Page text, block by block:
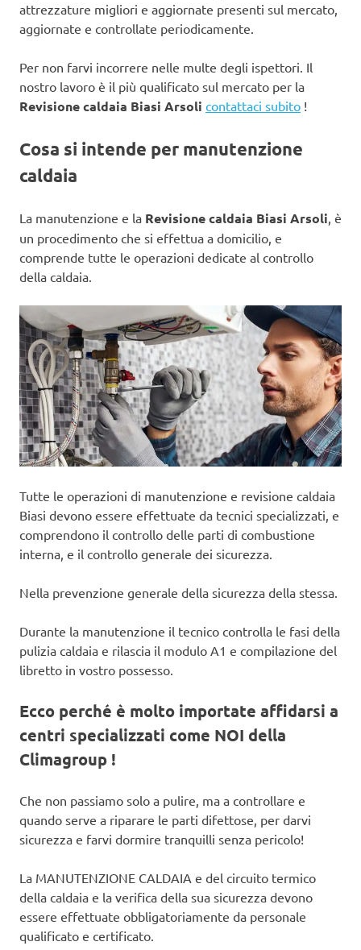
attrezzature migliori e aggiornate presenti sul mercato,
aggiornate e controllate periodicamente.
Per non farvi incorrere nelle multe degli ispettori. Il
nostro lavoro è il più qualificato sul mercato per la
Revisione caldaia Biasi Arsoli contattaci subito !
Cosa si intende per manutenzione
caldaia
La manutenzione e la Revisione caldaia Biasi Arsoli, è
un procedimento che si effettua a domicilio, e
comprende tutte le operazioni dedicate al controllo
della caldaia.
Tutte le operazioni di manutenzione e revisione caldaia
Biasi devono essere effettuate da tecnici specializzati, e
comprendono il controllo delle parti di combustione
interna, e il controllo generale dei sicurezza.
Nella prevenzione generale della sicurezza della stessa.
Durante la manutenzione il tecnico controlla le fasi della
pulizia caldaia e rilascia il modulo A1 e compilazione del
libretto in vostro possesso.
Ecco perché è molto importate affidarsi a
centri specializzati come NOI della
Climagroup !
Che non passiamo solo a pulire, ma a controllare e
quando serve a riparare le parti difettose, per darvi
sicurezza e farvi dormire tranquilli senza pericolo!
La MANUTENZIONE CALDAIA e del circuito termico
della caldaia e la verifica della sua sicurezza devono
essere effettuate obbligatoriamente da personale
qualificato e certificato.